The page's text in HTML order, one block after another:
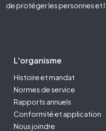
de protéger les personnes et
Footer Second
L'organisme
Histoire et mandat
Normes de service
Rapports annuels
Conformité et application
Nous joindre